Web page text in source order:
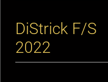
DiStrick F/S
2022